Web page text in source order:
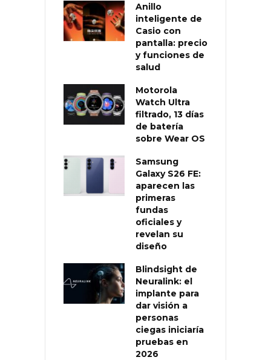
Anillo
inteligente de
Casio con
pantalla: precio
y funciones de
salud
Motorola
Watch Ultra
filtrado, 13 días
de batería
sobre Wear OS
Samsung
Galaxy S26 FE:
aparecen las
primeras
fundas
oficiales y
revelan su
diseño
Blindsight de
Neuralink: el
implante para
dar visión a
personas
ciegas iniciaría
pruebas en
2026